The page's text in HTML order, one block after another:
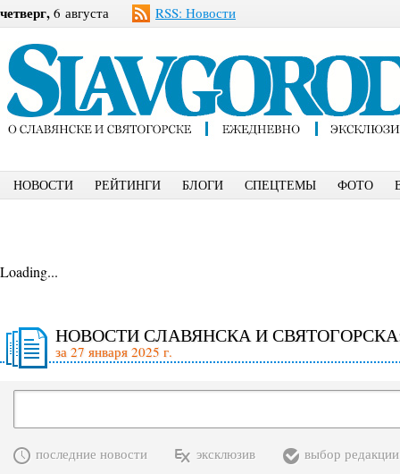
четверг, 6 августа RSS: Новости
НОВОСТИ РЕЙТИНГИ БЛОГИ СПЕЦТЕМЫ ФОТО
Loading...
НОВОСТИ СЛАВЯНСКА И
за 27 января 2025 г.
последние новости эксклюзив выбор редакции